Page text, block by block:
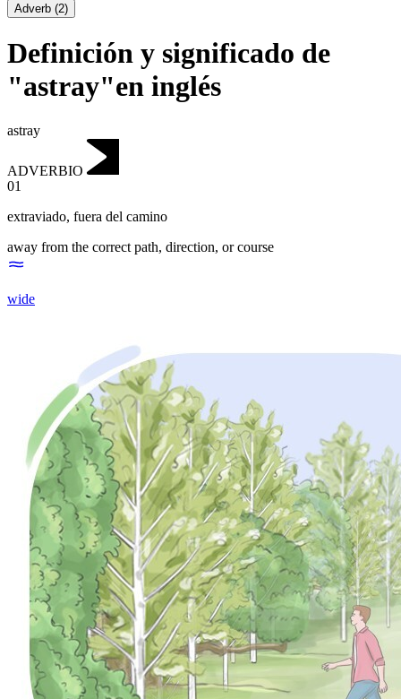
Adverb (2)
Definición y significado de
"astray"en inglés
astray
ADVERBIO
01
extraviado, fuera del camino
away from the correct path, direction, or course
wide